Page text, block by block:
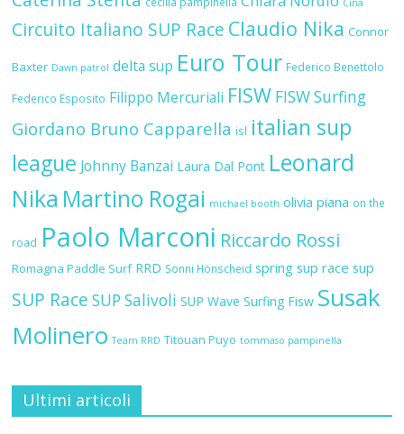
Circuito Italiano SUP Race Claudio Nika Connor
Baxter Dawn patrol delta sup Euro Tour Federico Benettolo
Federico Esposito Filippo Mercuriali FISW FISW Surfing
Giordano Bruno Capparella isl italian sup
league Johnny Banzai Laura Dal Pont Leonard
Nika Martino Rogai michael booth olivia piana on the
road Paolo Marconi Riccardo Rossi
Romagna Paddle Surf RRD Sonni Hönscheid spring sup race sup
SUP Race SUP Salivoli SUP Wave Surfing Fisw Susak
Molinero Team RRD Titouan Puyo tommaso pampinella
Ultimi articoli